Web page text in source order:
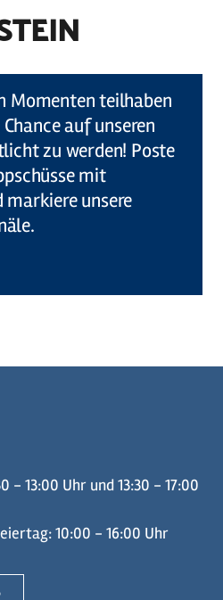
Momenten teilhaben
auf unseren
zu werden! Poste
mit
unsere
- 13:00 Uhr und 13:30 - 17:00
10:00 - 16:00 Uhr